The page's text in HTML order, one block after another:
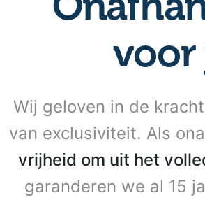
voor
Wij geloven in de
van exclusiviteit. Als
vrijheid om uit het
garanderen we al 15